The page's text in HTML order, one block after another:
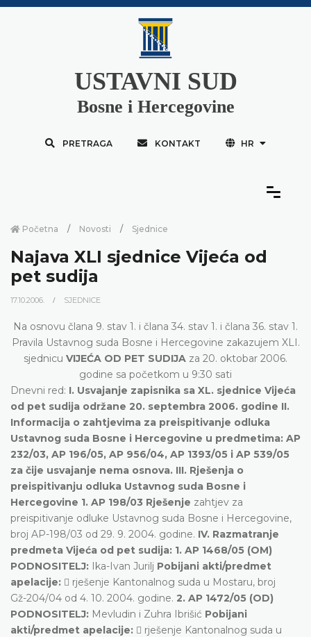
USTAVNI SUD
Bosne i Hercegovine
PRETRAGA KONTAKT HR
Početna Novosti Sjednice
Najava XLI sjednice Vijeća od
pet sudija
17.10.2006. SJEDNICE
Na osnovu člana 9. stav 1. i člana 34. stav 1. i člana 36. stav 1.
Pravila Ustavnog suda Bosne i Hercegovine zakazujem XLI.
sjednicu VIJEĆA OD PET SUDIJA za 20. oktobar 2006.
godine sa početkom u 9:30 sati
Dnevni red: I. Usvajanje zapisnika sa XL. sjednice Vijeća
od pet sudija održane 20. septembra 2006. godine II.
Informacija o zahtjevima za preispitivanje odluka
Ustavnog suda Bosne i Hercegovine u predmetima: AP
232/03, AP 196/05, AP 956/04, AP 1393/05 i AP 539/05
za čije usvajanje nema osnova. III. Rješenja o
preispitivanju odluka Ustavnog suda Bosne i
Hercegovine 1. AP 198/03 Rješenje zahtjev za
preispitivanje odluke Ustavnog suda Bosne i Hercegovine,
broj AP-198/03 od 29. 9. 2004. godine. IV. Razmatranje
predmeta Vijeća od pet sudija: 1. AP 1468/05 (OM)
PODNOSITELJ: Ika-Ivan Jurilj Pobijani akti/predmet
apelacije:  rješenje Kantonalnog suda u Mostaru, broj
Gž-204/04 od 4. 10. 2004. godine. 2. AP 1472/05 (OD)
PODNOSITELJ: Mevludin i Zuhra Ibrišić Pobijani
akti/predmet apelacije:  rješenje Kantonalnog suda u